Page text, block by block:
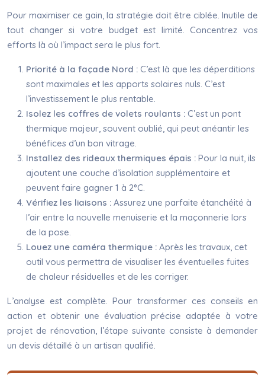
Pour maximiser ce gain, la stratégie doit être ciblée. Inutile de
tout changer si votre budget est limité. Concentrez vos
efforts là où l’impact sera le plus fort.
Priorité à la façade Nord : C’est là que les déperditions
sont maximales et les apports solaires nuls. C’est
l’investissement le plus rentable.
Isolez les coffres de volets roulants : C’est un pont
thermique majeur, souvent oublié, qui peut anéantir les
bénéfices d’un bon vitrage.
Installez des rideaux thermiques épais : Pour la nuit, ils
ajoutent une couche d’isolation supplémentaire et
peuvent faire gagner 1 à 2°C.
Vérifiez les liaisons : Assurez une parfaite étanchéité à
l’air entre la nouvelle menuiserie et la maçonnerie lors
de la pose.
Louez une caméra thermique : Après les travaux, cet
outil vous permettra de visualiser les éventuelles fuites
de chaleur résiduelles et de les corriger.
L’analyse est complète. Pour transformer ces conseils en
action et obtenir une évaluation précise adaptée à votre
projet de rénovation, l’étape suivante consiste à demander
un devis détaillé à un artisan qualifié.